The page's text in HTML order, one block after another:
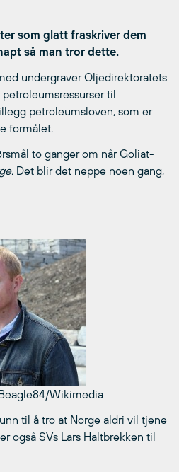
som glatt fraskriver dem
så man tror dette.
undergraver Oljedirektoratets
til
petroleumsloven, som er
formålet.
to ganger om når Goliat-
. Det blir det neppe noen gang,
Wikimedia
til å tro at Norge aldri vil tjene
også SVs Lars Haltbrekken til